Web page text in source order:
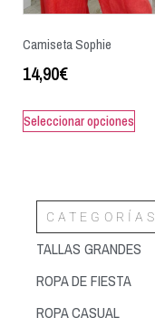
CATEGORÍAS
TALLAS GRANDES
ROPA DE FIESTA
ROPA CASUAL
Camiseta Sophie
14,90€
Seleccionar opciones